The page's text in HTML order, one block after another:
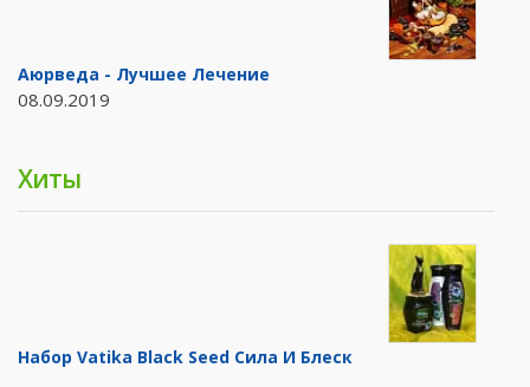
Аюрведа - Лучшее Лечение
08.09.2019
Хиты
Набор Vatika Black Seed Сила И Блеск